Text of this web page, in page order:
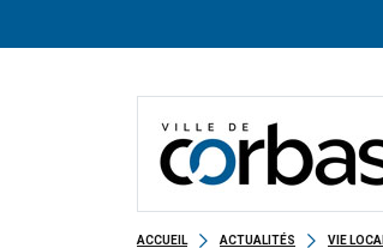
ACCUEIL ACTUALITÉS VIE